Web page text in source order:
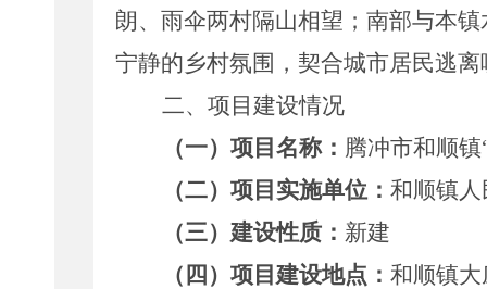
朗、雨伞两村隔山相望；南部与本
宁静的乡村氛围，契合城市居民逃
二、项目建设情况
（一） 项目名称： 腾冲市和顺镇
（二）项目实施单位： 和顺镇
（三）建设性质： 新建
（四）项目建设地点： 和顺镇大